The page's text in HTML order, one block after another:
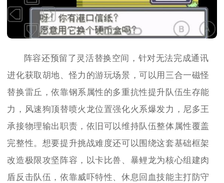
阵容还预留了灵活替换空间，针对无法完成通讯
进化获取胡地、怪力的游玩场景，可以用三合一磁怪
替换雷丘，依靠钢系属性的多重抗性提升队伍生存能
力，风速狗顶替喷火龙位置强化火系爆发力，尼多王
承接物理输出职责，依旧可以维持队伍整体属性覆盖
完整性。想要提升挑战难度还可以围绕这套基础框架
改造极限攻坚阵容，以卡比兽、暴鲤龙为核心组建肉
盾反击队伍，依靠威吓特性、休息回血技能主打防守